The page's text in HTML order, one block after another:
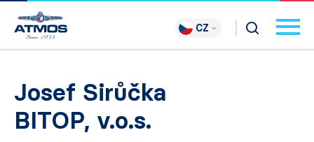
CZ
Josef Sirůčka
BITOP, v.o.s.